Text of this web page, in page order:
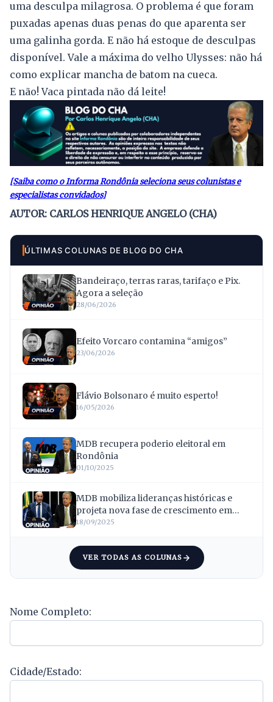
uma desculpa milagrosa. O problema é que foram
puxadas apenas duas penas do que aparenta ser
uma galinha gorda. E não há estoque de desculpas
disponível. Vale a máxima do velho Ulysses: não há
como explicar mancha de batom na cueca.
E não! Vaca pintada não dá leite!
[Saiba como o Informa Rondônia seleciona seus colunistas e
especialistas convidados]
AUTOR: CARLOS HENRIQUE ANGELO (CHA)
ÚLTIMAS COLUNAS DE BLOG DO CHA
Bandeiraço, terras raras, tarifaço e Pix.
Agora a seleção
28/06/2026
Efeito Vorcaro contamina “amigos”
23/06/2026
Flávio Bolsonaro é muito esperto!
16/05/2026
MDB recupera poderio eleitoral em
Rondônia
01/10/2025
MDB mobiliza lideranças históricas e
projeta nova fase de crescimento em
Rondônia
18/09/2025
VER TODAS AS COLUNAS
Nome Completo:
Cidade/Estado: